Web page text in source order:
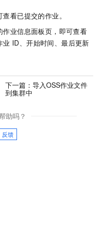
看已提交的作业。
作业信息面板页，即可查看
业 ID、开始时间、最后更新
下一篇： 导入OSS作业文件
到集群中
助吗？
反馈